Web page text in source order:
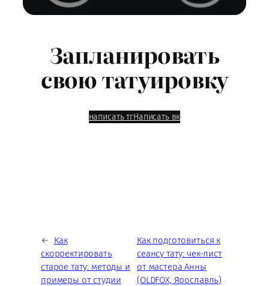
Запланировать
свою татуировку
написать тгНаписать вк
←
Как
скорректировать
старое тату: методы и
примеры от студии
Как подготовиться к
сеансу тату: чек-лист
от мастера Анны
(OLDFOX, Ярославль)